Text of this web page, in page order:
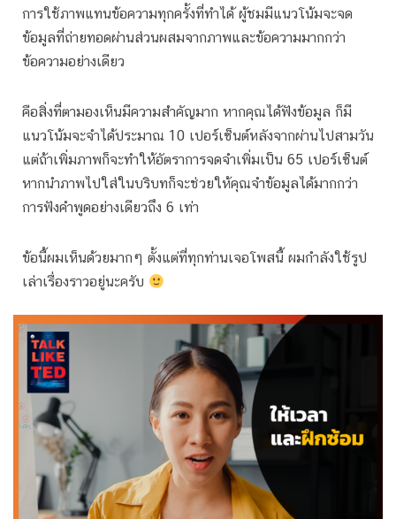
การใช้ภาพแทนข้อความทุกครั้งที่ทำได้ ผู้ชมมีแนวโน้มจะจด
ข้อมูลที่ถ่ายทอดผ่านส่วนผสมจากภาพและข้อความมากกว่า
ข้อความอย่างเดียว
คือสิ่งที่ตามองเห็นมีความสำคัญมาก หากคุณได้ฟังข้อมูล ก็มี
แนวโน้มจะจำได้ประมาณ 10 เปอร์เซ็นต์หลังจากผ่านไปสามวัน
แต่ถ้าเพิ่มภาพก็จะทำให้อัตราการจดจำเพิ่มเป็น 65 เปอร์เซ็นต์
หากนำภาพไปใส่ในบริบทก็จะช่วยให้คุณจำข้อมูลได้มากกว่า
การฟังคำพูดอย่างเดียวถึง 6 เท่า
ข้อนี้ผมเห็นด้วยมากๆ ตั้งแต่ที่ทุกท่านเจอโพสนี้ ผมกำลังใช้รูป
เล่าเรื่องราวอยู่นะครับ